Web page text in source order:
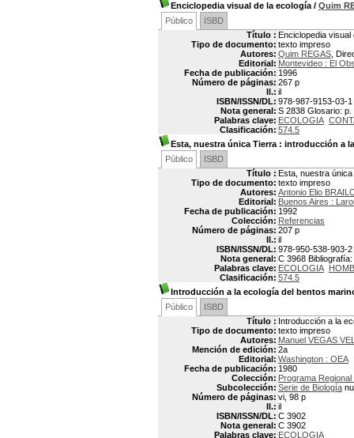
Enciclopedia visual de la ecología / Quim
Público
ISBD
Título : Enciclopedia visual
Tipo de documento: texto impreso
Autores: Quim REGAS ,
Editorial: Montevideo : El
Fecha de publicación: 1996
Número de páginas: 267 p
Il.: il
ISBN/ISSN/DL: 978-987-9153-03-1
Nota general: S 2838 Glosario: p.
Palabras clave: ECOLOGIA
Clasificación: 574.5
Esta, nuestra única Tierra : introducción a
Público
ISBD
Título : Esta, nuestra
Tipo de documento: texto impreso
Autores: Antonio Elio
Editorial: Buenos Aires :
Fecha de publicación: 1992
Colección: Referencias
Número de páginas: 207 p
Il.: il
ISBN/ISSN/DL: 978-950-538-903-2
Nota general: C 3968
Palabras clave: ECOLOGIA
Clasificación: 574.5
Introducción a la ecología del bentos
Público
ISBD
Título : Introducción a la
Tipo de documento: texto impreso
Autores: Manuel VEGAS
Mención de edición: 2a
Editorial: Washington : OEA
Fecha de publicación: 1980
Colección: Programa
Subcolección: Serie de Biología
Número de páginas: vi, 98 p
Il.: il
ISBN/ISSN/DL: C 3902
Nota general: C 3902
Palabras clave: ECOLOGIA